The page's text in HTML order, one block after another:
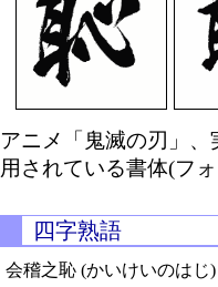
アニメ「鬼滅の刃」
用されている書体(フ
四字熟語
会稽之恥 (かいけいのはじ)